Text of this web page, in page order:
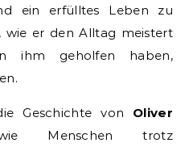
ein erfülltes Leben zu
wie er den Alltag meistert
ihm geholfen haben,
Geschichte von Oliver
Menschen trotz